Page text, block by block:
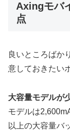
Axingモバ
点
良いところばか
意しておきたい
大容量モデルが
モデルは
以上の大容量バ